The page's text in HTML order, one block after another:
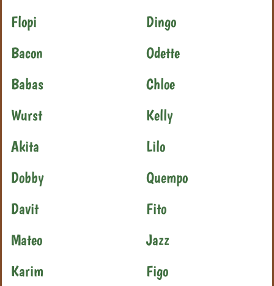
Flopi
Dingo
Bacon
Odette
Babas
Chloe
Wurst
Kelly
Akita
Lilo
Dobby
Quempo
Davit
Fito
Mateo
Jazz
Karim
Figo